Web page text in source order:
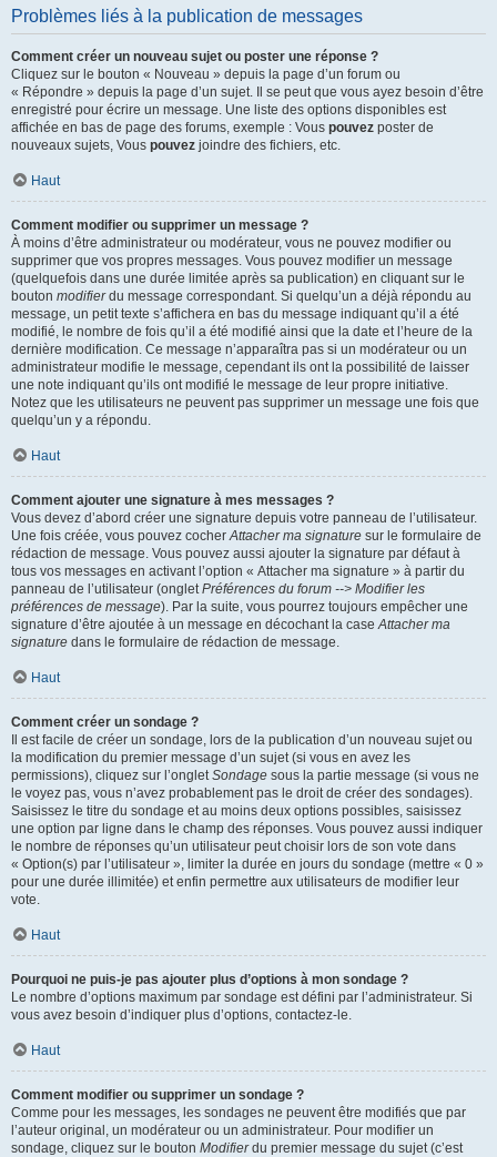
Problèmes liés à la publication de messages
Comment créer un nouveau sujet ou poster une réponse ?
Cliquez sur le bouton « Nouveau » depuis la page d’un forum ou
« Répondre » depuis la page d’un sujet. Il se peut que vous ayez besoin d’être
enregistré pour écrire un message. Une liste des options disponibles est
affichée en bas de page des forums, exemple : Vous pouvez poster de
nouveaux sujets, Vous pouvez joindre des fichiers, etc.
Haut
Comment modifier ou supprimer un message ?
À moins d’être administrateur ou modérateur, vous ne pouvez modifier ou
supprimer que vos propres messages. Vous pouvez modifier un message
(quelquefois dans une durée limitée après sa publication) en cliquant sur le
bouton modifierdu message correspondant. Si quelqu’un a déjà répondu au
message, un petit texte s’affichera en bas du message indiquant qu’il a été
modifié, le nombre de fois qu’il a été modifié ainsi que la date et l’heure de la
dernière modification. Ce message n’apparaîtra pas si un modérateur ou un
administrateur modifie le message, cependant ils ont la possibilité de laisser
une note indiquant qu’ils ont modifié le message de leur propre initiative.
Notez que les utilisateurs ne peuvent pas supprimer un message une fois que
quelqu’un y a répondu.
Haut
Comment ajouter une signature à mes messages ?
Vous devez d’abord créer une signature depuis votre panneau de l’utilisateur.
Une fois créée, vous pouvez cocherAttacher ma signature sur le formulaire de
rédaction de message. Vous pouvez aussi ajouter la signature par défaut à
tous vos messages en activant l’option « Attacher ma signature » à partir du
panneau de l’utilisateur (ongletPréférences du forum --> Modifier les
préférences de message). Par la suite, vous pourrez toujours empêcher une
signature d’être ajoutée à un message en décochant la caseAttacher ma
signature dans le formulaire de rédaction de message.
Haut
Comment créer un sondage ?
Il est facile de créer un sondage, lors de la publication d’un nouveau sujet ou
la modification du premier message d’un sujet (si vous en avez les
permissions), cliquez sur l’ongletSondage sous la partie message (si vous ne
le voyez pas, vous n’avez probablement pas le droit de créer des sondages).
Saisissez le titre du sondage et au moins deux options possibles, saisissez
une option par ligne dans le champ des réponses. Vous pouvez aussi indiquer
le nombre de réponses qu’un utilisateur peut choisir lors de son vote dans
« Option(s) par l’utilisateur », limiter la durée en jours du sondage (mettre « 0 »
pour une durée illimitée) et enfin permettre aux utilisateurs de modifier leur
vote.
Haut
Pourquoi ne puis-je pas ajouter plus d’options à mon sondage ?
Le nombre d’options maximum par sondage est défini par l’administrateur. Si
vous avez besoin d’indiquer plus d’options, contactez-le.
Haut
Comment modifier ou supprimer un sondage ?
Comme pour les messages, les sondages ne peuvent être modifiés que par
l’auteur original, un modérateur ou un administrateur. Pour modifier un
sondage, cliquez sur le bouton Modifierdu premier message du sujet (c’est